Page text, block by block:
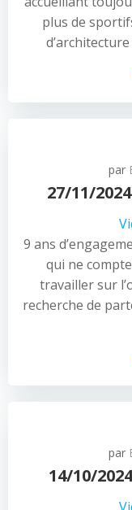
plus de
par
27/11/
9 ans
qui ne
travailler sur
recherche de
par
14/10/